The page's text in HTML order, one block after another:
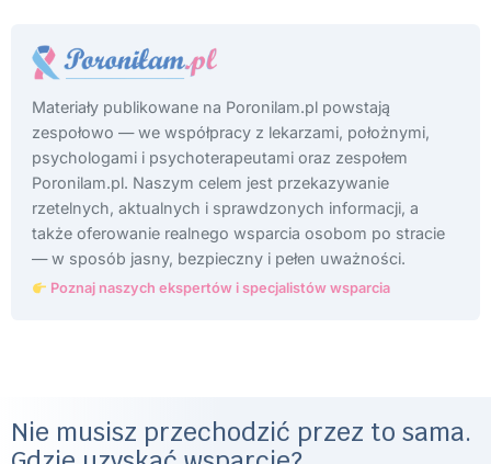
Materiały publikowane na Poronilam.pl powstają
zespołowo — we współpracy z lekarzami, położnymi,
psychologami i psychoterapeutami oraz zespołem
Poronilam.pl. Naszym celem jest przekazywanie
rzetelnych, aktualnych i sprawdzonych informacji, a
także oferowanie realnego wsparcia osobom po stracie
— w sposób jasny, bezpieczny i pełen uważności.
Poznaj naszych ekspertów i specjalistów wsparcia
Nie musisz przechodzić przez to sama.